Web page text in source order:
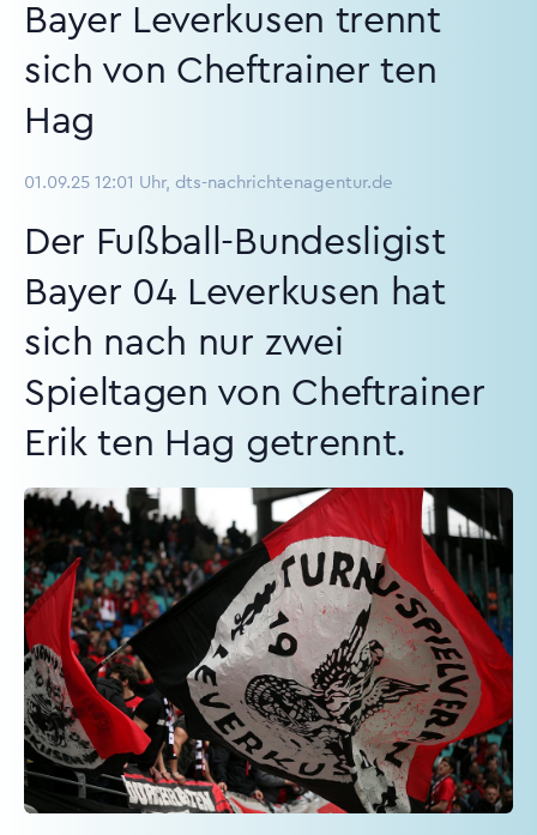
Bayer Leverkusen trennt
sich von Cheftrainer ten
Hag
01.09.25 12:01 Uhr, dts-nachrichtenagentur.de
Der Fußball-Bundesligist
Bayer 04 Leverkusen hat
sich nach nur zwei
Spieltagen von Cheftrainer
Erik ten Hag getrennt.